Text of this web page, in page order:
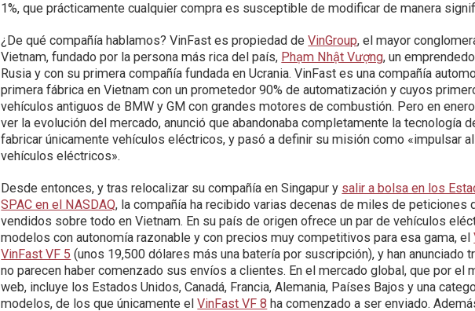
1%, que prácticamente cualquier compra es susceptible de modificar de manera
¿De qué compañía hablamos? VinFast es propiedad deVinGroup, el mayor
Vietnam, fundado por la persona más rica del país, Phạm Nhật Vượng, un
Rusia y con su primera compañía fundada en Ucrania. VinFast es una compañía
primera fábrica en Vietnam con un prometedor 90% de automatización y cuyos
vehículos antiguos de BMW y GM con grandes motores de combustión. Pero en
ver la evolución del mercado, anunció que abandonaba completamente la tecnología
fabricar únicamente vehículos eléctricos, y pasó a definir su misión como «impulsar
vehículos eléctricos».
Desde entonces, y tras relocalizar su compañía en Singapur y salir a bolsa en los
SPAC en el NASDAQ, la compañía ha recibido varias decenas de miles de peticiones
vendidos sobre todo en Vietnam. En su país de origen ofrece un par de vehículos
modelos con autonomía razonable y con precios muy competitivos para esa gama, el
VinFast VF 5 (unos 19,500 dólares más una batería por suscripción), y han anunciado
no parecen haber comenzado sus envíos a clientes. En el mercado global, que por el
web, incluye los Estados Unidos, Canadá, Francia, Alemania, Países Bajos y una
modelos, de los que únicamente elVinFast VF 8 ha comenzado a ser enviado.